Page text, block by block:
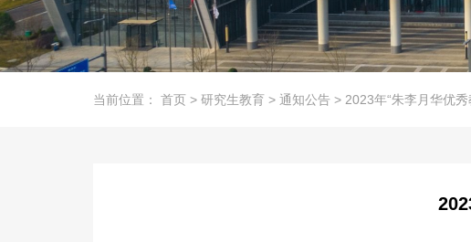
当前位置： 首页 > 研究生教育 > 通知公告 > 2023年“朱李月华优